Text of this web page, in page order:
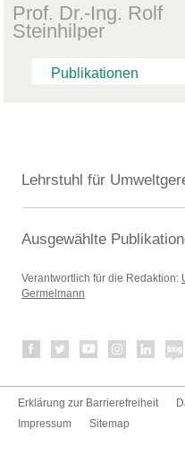
Prof. Dr.-Ing. Rolf
Steinhilper
Publikationen
Lehrstuhl für
Ausgewählte
Verantwortlich für die Redaktion:
Germelmann
Erklärung zur Barrierefreiheit
Impressum
Sitemap